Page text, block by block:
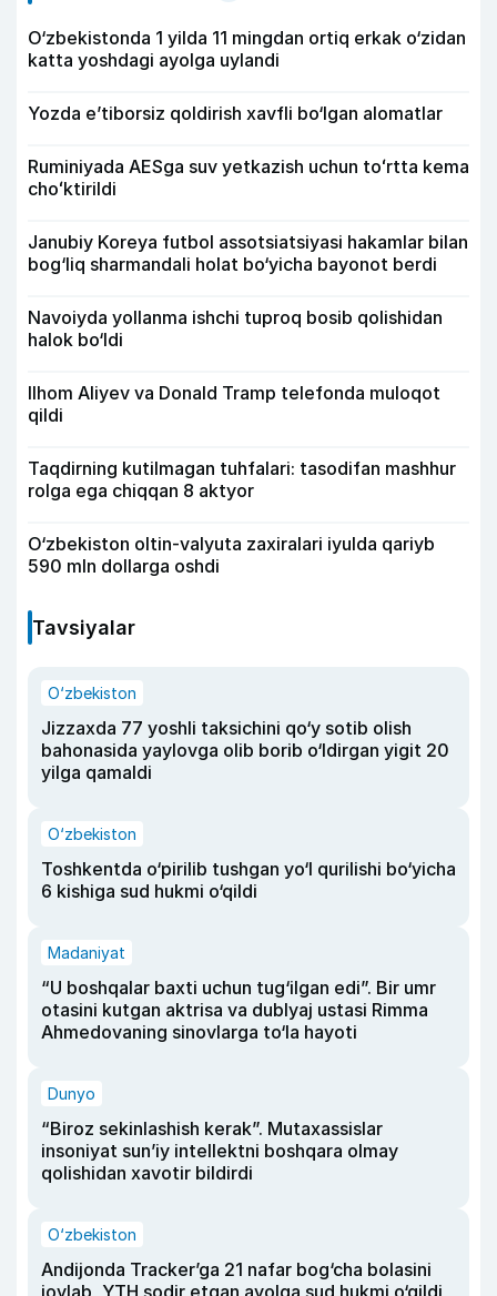
O‘zbekistonda 1 yilda 11 mingdan ortiq erkak o‘zidan
katta yoshdagi ayolga uylandi
Yozda e’tiborsiz qoldirish xavfli bo‘lgan alomatlar
Ruminiyada AESga suv yetkazish uchun toʻrtta kema
choʻktirildi
Janubiy Koreya futbol assotsiatsiyasi hakamlar bilan
bog‘liq sharmandali holat bo‘yicha bayonot berdi
Navoiyda yollanma ishchi tuproq bosib qolishidan
halok bo‘ldi
Ilhom Aliyev va Donald Tramp telefonda muloqot
qildi
Taqdirning kutilmagan tuhfalari: tasodifan mashhur
rolga ega chiqqan 8 aktyor
O‘zbekiston oltin-valyuta zaxiralari iyulda qariyb
590 mln dollarga oshdi
Tavsiyalar
O‘zbekiston
Jizzaxda 77 yoshli taksichini qo‘y sotib olish
bahonasida yaylovga olib borib o‘ldirgan yigit 20
yilga qamaldi
O‘zbekiston
Toshkentda o‘pirilib tushgan yo‘l qurilishi bo‘yicha
6 kishiga sud hukmi o‘qildi
Madaniyat
“U boshqalar baxti uchun tug‘ilgan edi”. Bir umr
otasini kutgan aktrisa va dublyaj ustasi Rimma
Ahmedovaning sinovlarga to‘la hayoti
Dunyo
“Biroz sekinlashish kerak”. Mutaxassislar
insoniyat sun’iy intellektni boshqara olmay
qolishidan xavotir bildirdi
O‘zbekiston
Andijonda Tracker’ga 21 nafar bog‘cha bolasini
joylab, YTH sodir etgan ayolga sud hukmi o‘qildi